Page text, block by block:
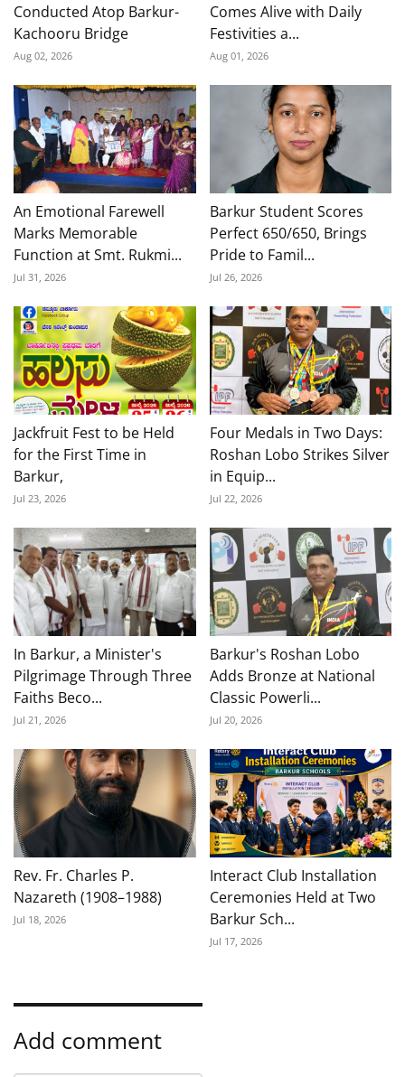
Conducted Atop Barkur-
Kachooru Bridge
Aug 02, 2026
Comes Alive with Daily
Festivities a...
Aug 01, 2026
An Emotional Farewell
Marks Memorable
Function at Smt. Rukmi...
Jul 31, 2026
Barkur Student Scores
Perfect 650/650, Brings
Pride to Famil...
Jul 26, 2026
Jackfruit Fest to be Held
for the First Time in
Barkur,
Jul 23, 2026
Four Medals in Two Days:
Roshan Lobo Strikes Silver
in Equip...
Jul 22, 2026
In Barkur, a Minister's
Pilgrimage Through Three
Faiths Beco...
Jul 21, 2026
Barkur's Roshan Lobo
Adds Bronze at National
Classic Powerli...
Jul 20, 2026
Rev. Fr. Charles P.
Nazareth (1908–1988)
Jul 18, 2026
Interact Club Installation
Ceremonies Held at Two
Barkur Sch...
Jul 17, 2026
Add comment